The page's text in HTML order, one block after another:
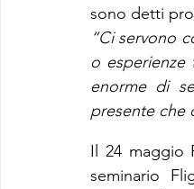
sono detti
“Ci servono
o esperienze
enorme di
presente che
Il 24 maggio
seminario